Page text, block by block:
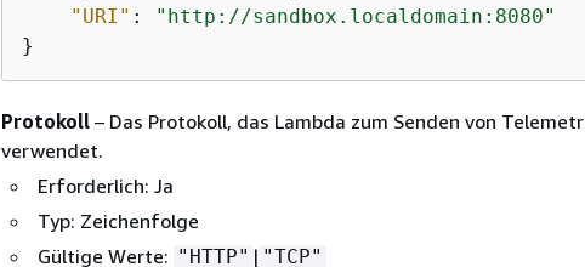
"URI" :
"http://sandbox.localdomain:8080"
}
Protokoll – Das Protokoll, das Lambda zum Senden von
verwendet.
Erforderlich: Ja
Typ: Zeichenfolge
Gültige Werte: "HTTP" | "TCP"